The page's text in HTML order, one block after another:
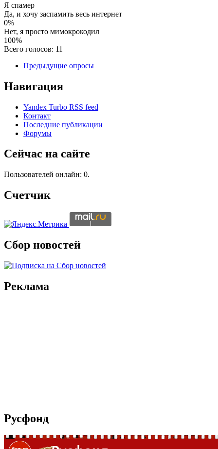
Я спамер
Да, и хочу заспамить весь интернет
0%
Нет, я просто мимокрокодил
100%
Всего голосов: 11
Предыдущие опросы
Навигация
Yandex Turbo RSS feed
Контакт
Последние публикации
Форумы
Сейчас на сайте
Пользователей онлайн: 0.
Счетчик
Сбор новостей
Реклама
Русфонд